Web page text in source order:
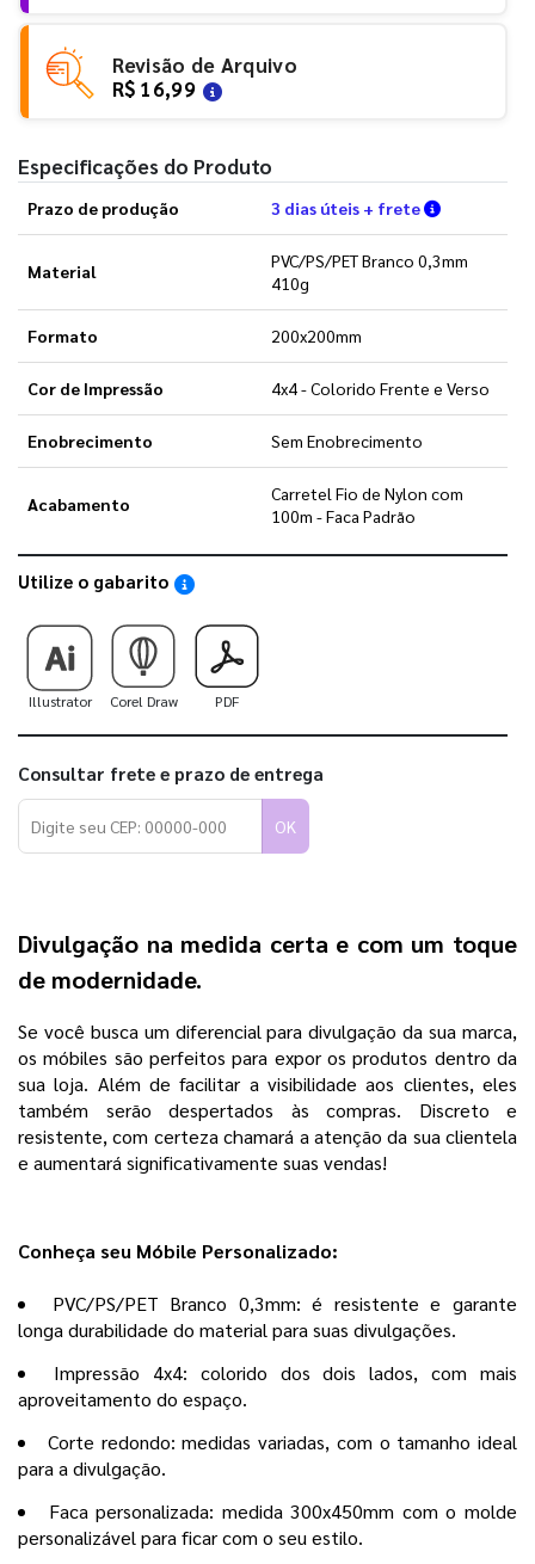
Revisão de Arquivo
R$ 16,99
Especificações do Produto
Prazo de produção 3 dias úteis + frete Verifique
Material
PVC/PS/PET Branco 0,3mm
410g
Formato 200x200mm
Cor de Impressão 4x4 - Colorido Frente e Verso
Enobrecimento Sem Enobrecimento
Acabamento
Carretel Fio de Nylon com
100m - Faca Padrão
Utilize o gabarito Saiba como utilizar os nossos gabaritos
Illustrator Corel Draw PDF
Consultar frete e prazo de entrega
OK
Divulgação na medida certa e com um toque
de modernidade.
Se você busca um diferencial para divulgação da sua marca,
os móbiles são perfeitos para expor os produtos dentro da
sua loja. Além de facilitar a visibilidade aos clientes, eles
também serão despertados às compras. Discreto e
resistente, com certeza chamará a atenção da sua clientela
e aumentará significativamente suas vendas!
Conheça seu Móbile Personalizado:
PVC/PS/PET Branco 0,3mm: é resistente e garante
longa durabilidade do material para suas divulgações.
Impressão 4x4: colorido dos dois lados, com mais
aproveitamento do espaço.
Corte redondo: medidas variadas, com o tamanho ideal
para a divulgação.
Faca personalizada: medida 300x450mm com o molde
personalizável para ficar com o seu estilo.